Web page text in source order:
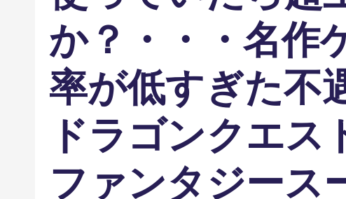
か？・・・名作
率が低すぎた不
ドラゴンクエス
ファンタジース